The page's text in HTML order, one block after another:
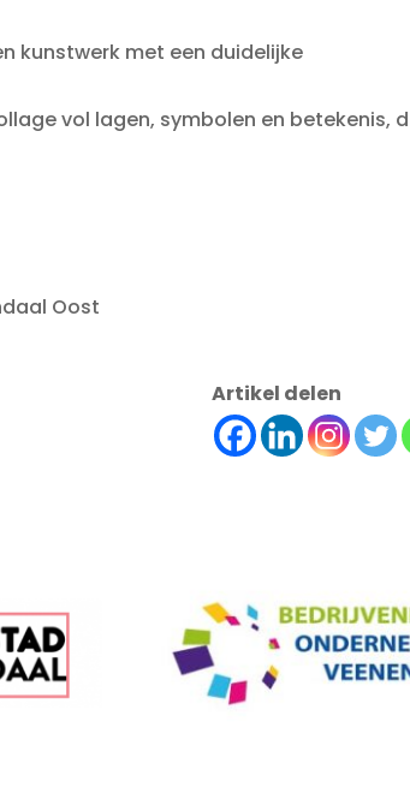
kunstwerk met een duidelijke
vol lagen, symbolen en betekenis,
Oost
Artikel delen